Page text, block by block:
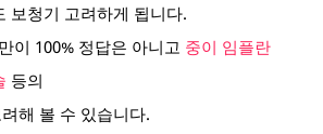
보청기 고려하게 됩니다.
이 100% 정답은 아니고 중이 임플란
등의
해 볼 수 있습니다.